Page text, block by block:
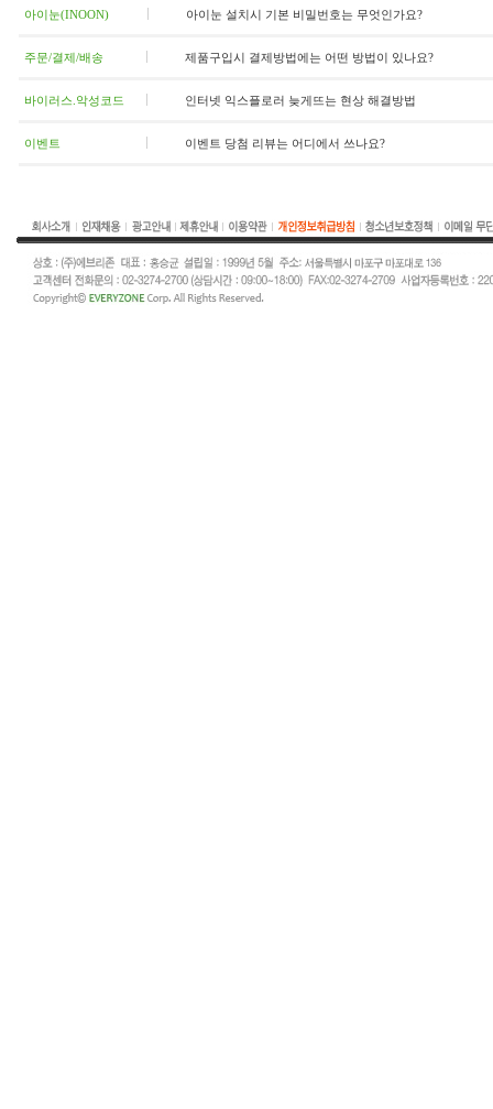
아이눈(INOON) 아이눈 설치시 기본 비밀번호는 무엇인가요?
주문/결제/배송 제품구입시 결제방법에는 어떤 방법이 있나요?
바이러스.악성코드 인터넷 익스플로러 늦게뜨는 현상 해결방법
이벤트 이벤트 당첨 리뷰는 어디에서 쓰나요?